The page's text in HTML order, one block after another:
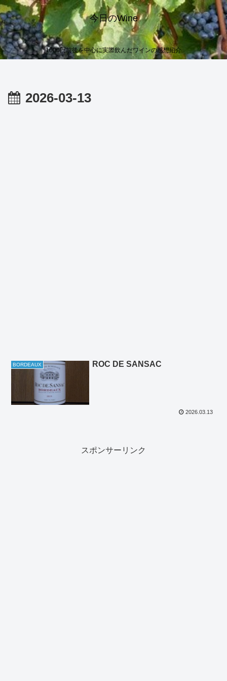
今日のWine
1000円前後を中心に実際飲んだワインの感想紹介
2026-03-13
BORDEAUX ROC DE SANSAC
2026.03.13
スポンサーリンク